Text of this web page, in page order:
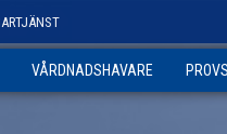
VÅRDNADSHAVARE